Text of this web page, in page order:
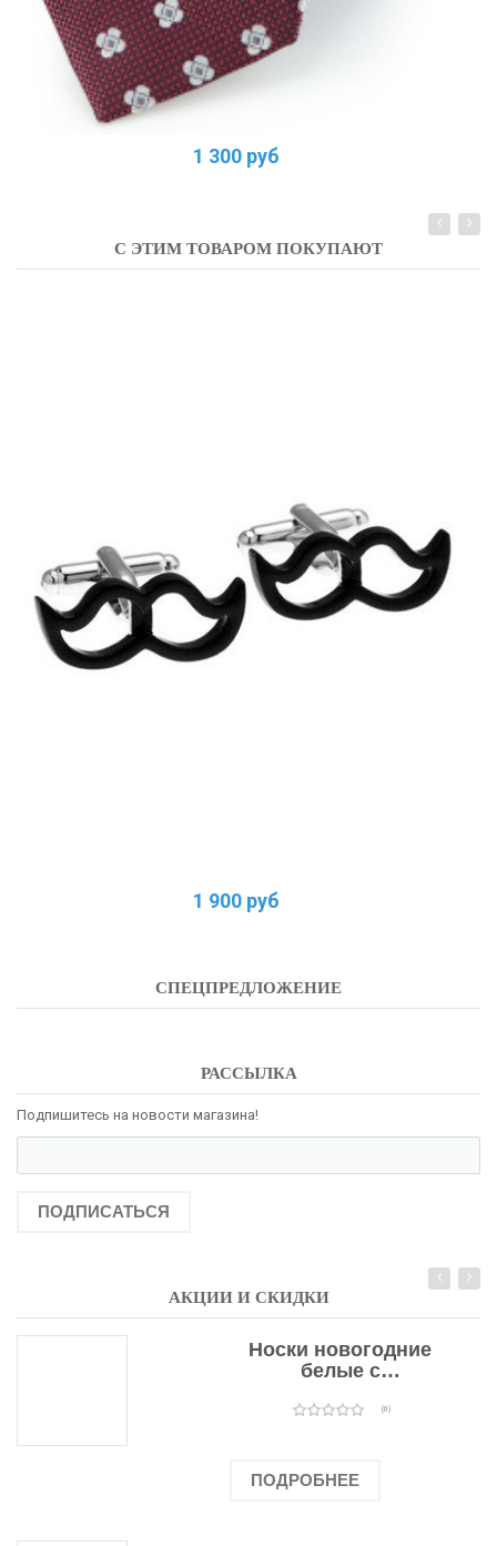
1 300 руб
С ЭТИМ ТОВАРОМ ПОКУПАЮТ
1 900 руб
СПЕЦПРЕДЛОЖЕНИЕ
РАССЫЛКА
Подпишитесь на новости магазина!
ПОДПИСАТЬСЯ
АКЦИИ И СКИДКИ
Носки новогодние
белые с
оленями(0)
ПОДРОБНЕЕ